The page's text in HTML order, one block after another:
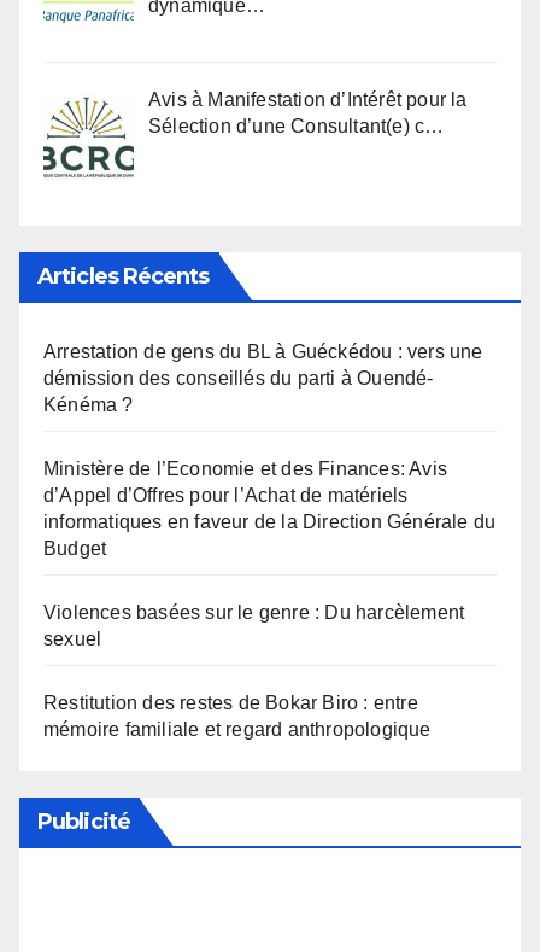
dynamique…
Avis à Manifestation d’Intérêt pour la
Sélection d’une Consultant(e) c…
Articles Récents
Arrestation de gens du BL à Guéckédou : vers une
démission des conseillés du parti à Ouendé-
Kénéma ?
Ministère de l’Economie et des Finances: Avis
d’Appel d’Offres pour l’Achat de matériels
informatiques en faveur de la Direction Générale du
Budget
Violences basées sur le genre : Du harcèlement
sexuel
Restitution des restes de Bokar Biro : entre
mémoire familiale et regard anthropologique
Publicité